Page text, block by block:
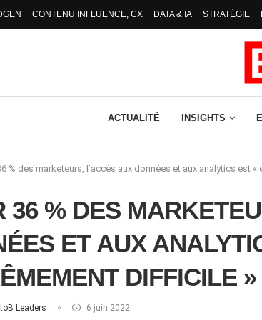
CONTENU INFLUENCE, CX DATA & IA STRATÉGIE
ACTUALITÉ INSIGHTS
% des marketeurs, l’accès aux données et aux analytics est
36 % DES
ET AUX
DIFFICILE »
Leaders 6 juin 2022